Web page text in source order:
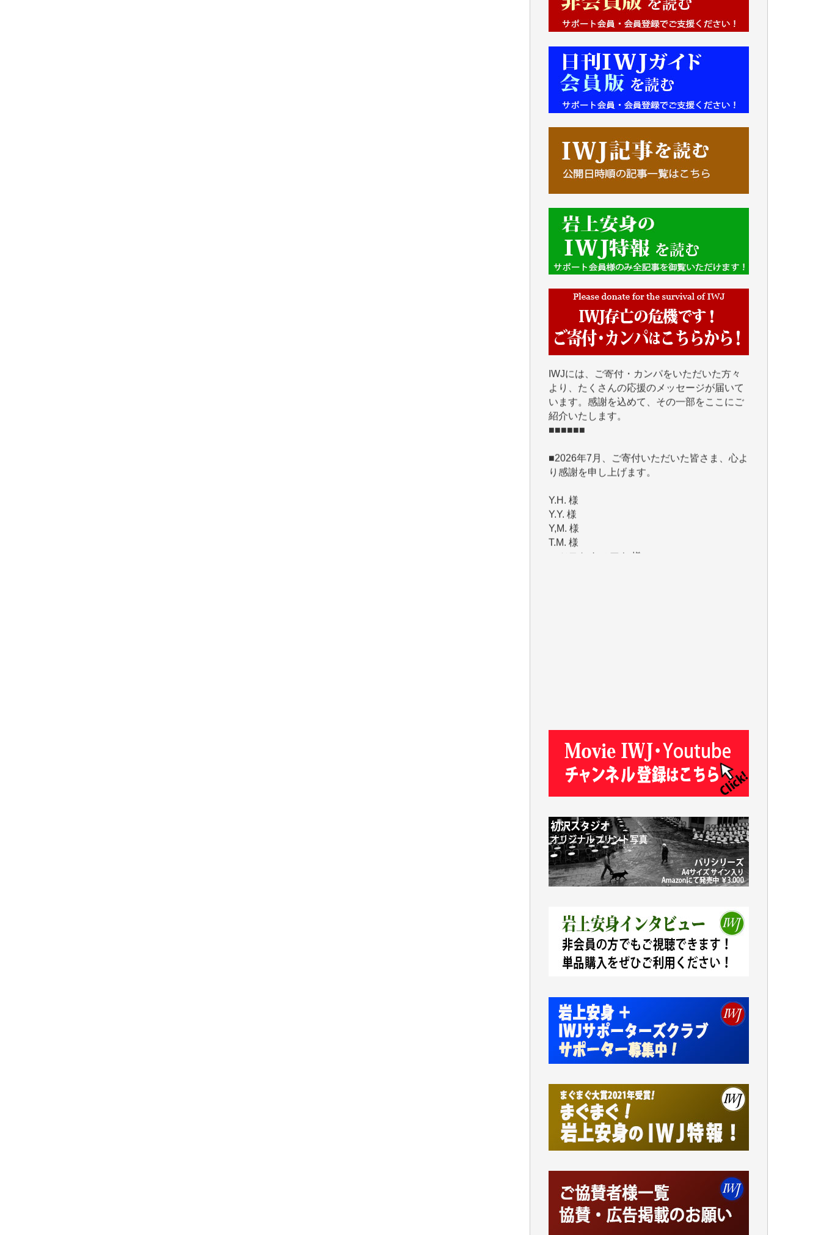
■■■■■■
IWJには、ご寄付・カンパをいただいた方々
います。感謝を込めて、その一部をここにご
紹介いたします。
■■■■■■
■2026年7月、ご寄付いただいた皆さま、心よ
Y.H. 様
Y,M. 様
T.M. 様
マツモト ヤスアキ 様
マシオン 恵美香 様
T.K. 様
ASAKO TAKAESU 様
マシオン恵美香 様
平野智生 様
山本賢二 様
徳山匡 様
金 盛起 様
塩川 晃平 様
松本益美 様
井出 隆太 様
藤田英之 様
藤岡比左志 様
井出 隆太 様
小池説夫 様
諸般の事情によりIWJ会費払えず今は非会員
です。市民側に立つ講演会にIWJのカメラマ
ンをよく拝見しております。コンテンツが失
われるのはあまりにもったいない。少しでも
お役立てください。（H.O.様）
今日、僅かですがカンパしました。（T.M.
様）
今日、僅かですがカンパしました。IWJの危
機を乗り切るには到底及ばない額ですが病気
かねてよりIWJが発してきた膨大な取材記事
や解説記事、そして各界の方々とのインタビ
ューは大袈裟ではなく、極めて重要な知的財